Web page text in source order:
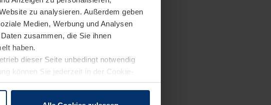
zu analysieren. Außerdem geben
Medien, Werbung und Analysen
zusammen, die Sie ihnen
haben.
dieser Seite unbedingt notwendig
können Sie jederzeit in der Cookie-